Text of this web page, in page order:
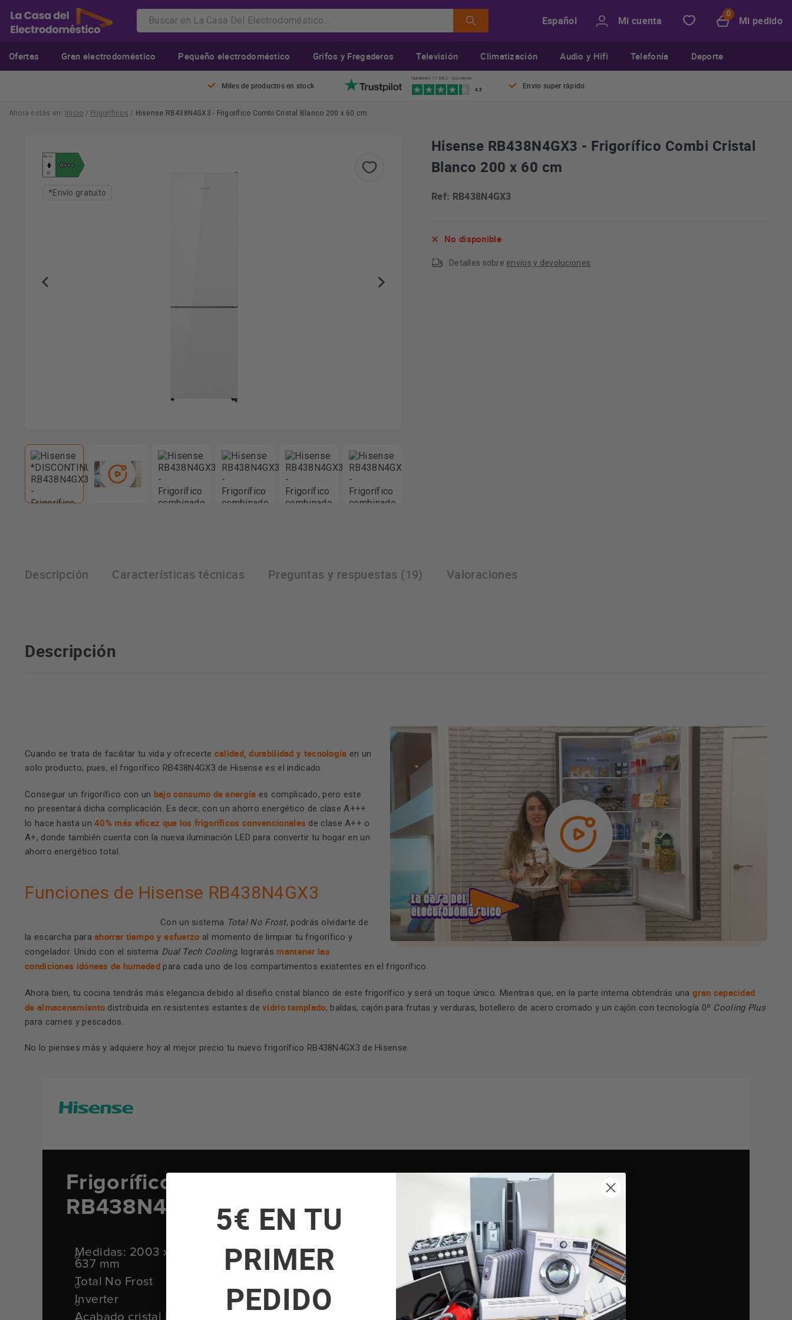
Español Mi cuenta Mi pedido
Ofertas Gran electrodoméstico Pequeño electrodoméstico Grifos y Fregaderos Televisión Climatización Audio y Hifi Telefonía Deporte
Miles de productos en stock
Opiniones 17.082 · Excelente
4.3 Envio super rápido
Ahora estás en: Inicio / Frigoríficos / Hisense RB438N4GX3 - Frigorífico Combi Cristal Blanco 200 x 60 cm
*Envío gratuito
Hisense RB438N4GX3 - Frigorífico Combi Cristal
Blanco 200 x 60 cm
Ref: RB438N4GX3
No disponible
Detalles sobre envíos y devoluciones
Descripción Características técnicas Preguntas y respuestas (19) Valoraciones
Descripción
Cuando se trata de facilitar tu vida y ofrecerte calidad, durabilidad y tecnología en un
solo producto; pues, el frigorífico RB438N4GX3 de Hisense es el indicado.
Conseguir un frigorífico con un bajo consumo de energía es complicado, pero este
no presentará dicha complicación. Es decir, con un ahorro energético de clase A+++
lo hace hasta un 40% más eficaz que los frigoríficos convencionales de clase A++ o
A+, donde también cuenta con la nueva iluminación LED para convertir tu hogar en un
ahorro energético total.
Funciones de Hisense RB438N4GX3
Con un sistema Total No Frost, podrás olvidarte de
la escarcha paraahorrar tiempo y esfuerzo al momento de limpiar tu frigorífico y
congelador. Unido con el sistema Dual Tech Cooling, lograrás mantener las
condiciones idóneas de humedad para cada uno de los compartimentos existentes en el frigorífico.
Ahora bien, tu cocina tendrás más elegancia debido al diseño cristal blanco de este frigorífico y será un toque único. Mientras que, en la parte interna obtendrás unagran capacidad
de almacenamiento distribuida en resistentes estantes devidrio templado, baldas, cajón para frutas y verduras, botellero de acero cromado y un cajón con tecnología 0º Cooling Plus
para carnes y pescados.
No lo pienses más y adquiere hoy al mejor precio tu nuevo frigorífico RB438N4GX3 de Hisense.
Frigorífico Combi
RB438N4GX3
Medidas: 2003 x 595 x
637 mm
Total No Frost
Inverter
Acabado cristal blanco
Cajón extra grande
Control electrónico táctil
Luces LED internas
Función Holiday
5€ EN TU
PRIMER
PEDIDO